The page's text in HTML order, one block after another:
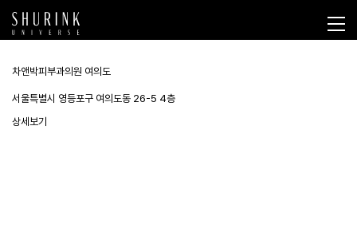
차앤박피부과의원 여의도
서울특별시 영등포구 여의도동 26-5 4층
상세보기